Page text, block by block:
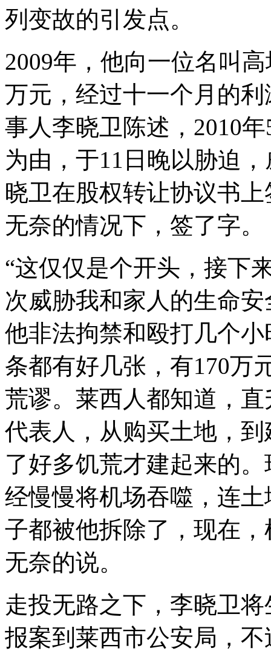
列变故的引发点。
2009年，他向一位名叫
万元，经过十一个月的
事人李晓卫陈述，2010
为由，于11日晚以胁迫
晓卫在股权转让协议书
无奈的情况下，签了字。
“这仅仅是个开头，接下
次威胁我和家人的生命
他非法拘禁和殴打几个
条都有好几张，有170万
荒谬。莱西人都知道，
代表人，从购买土地，
了好多饥荒才建起来的
经慢慢将机场吞噬，连
子都被他拆除了，现在
无奈的说。
走投无路之下，李晓卫
报案到莱西市公安局，